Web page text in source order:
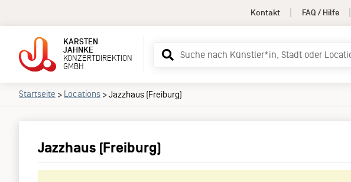
Kontakt FAQ / Hilfe
KARSTEN
JAHNKE
KONZERTDIREKTION
GMBH
Suchbegriff
eingeben
Startseite > Locations >Jazzhaus (Freiburg)
Jazzhaus (Freiburg)